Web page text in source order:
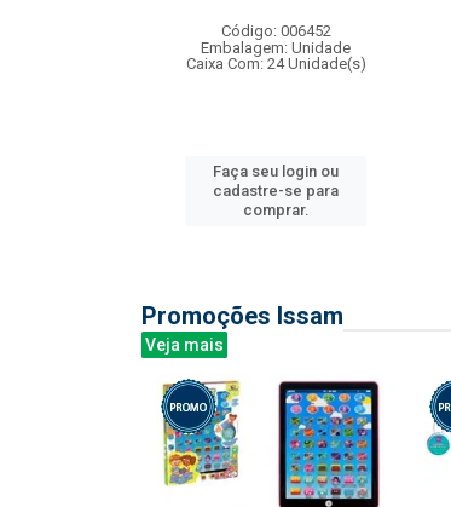
Código: 006452
Embalagem: Unidade
Caixa Com: 24 Unidade(s)
Faça seu login ou
cadastre-se para
comprar.
Promoções Issam
Veja mais